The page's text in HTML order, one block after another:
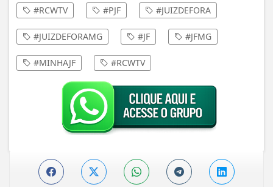
#RCWTV #PJF #JUIZDEFORA
#JUIZDEFORAMG #JF #JFMG
#MINHAJF #RCWTV